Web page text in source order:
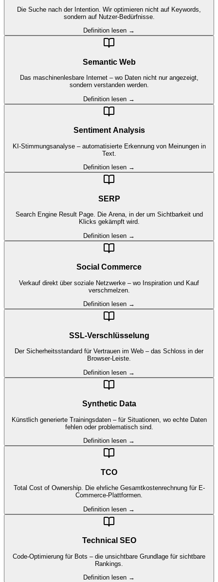
Die Suche nach der Intention. Wir optimieren nicht auf Keywords,
sondern auf Nutzer-Bedürfnisse.
Definition lesen →
Semantic Web
Das maschinenlesbare Internet – wo Daten nicht nur angezeigt,
sondern verstanden werden.
Definition lesen →
Sentiment Analysis
KI-Stimmungsanalyse – automatisierte Erkennung von Meinungen in
Text.
Definition lesen →
SERP
Search Engine Result Page. Die Arena, in der um Sichtbarkeit und
Klicks gekämpft wird.
Definition lesen →
Social Commerce
Verkauf direkt über soziale Netzwerke – wo Inspiration und Kauf
verschmelzen.
Definition lesen →
SSL-Verschlüsselung
Der Sicherheitsstandard für Vertrauen im Web – das Schloss in der
Browser-Leiste.
Definition lesen →
Synthetic Data
Künstlich generierte Trainingsdaten – für Situationen, wo echte Daten
fehlen oder problematisch sind.
Definition lesen →
TCO
Total Cost of Ownership. Die ehrliche Gesamtkostenrechnung für E-
Commerce-Plattformen.
Definition lesen →
Technical SEO
Code-Optimierung für Bots – die unsichtbare Grundlage für sichtbare
Rankings.
Definition lesen →